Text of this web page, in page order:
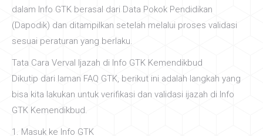
dalam Info GTK berasal dari Data Pokok Pendidikan
(Dapodik) dan ditampilkan setelah melalui proses validasi
sesuai peraturan yang berlaku.
Tata Cara Verval Ijazah di Info GTK Kemendikbud
Dikutip dari laman FAQ GTK, berikut ini adalah langkah yang
bisa kita lakukan untuk verifikasi dan validasi ijazah di Info
GTK Kemendikbud.
1. Masuk ke Info GTK